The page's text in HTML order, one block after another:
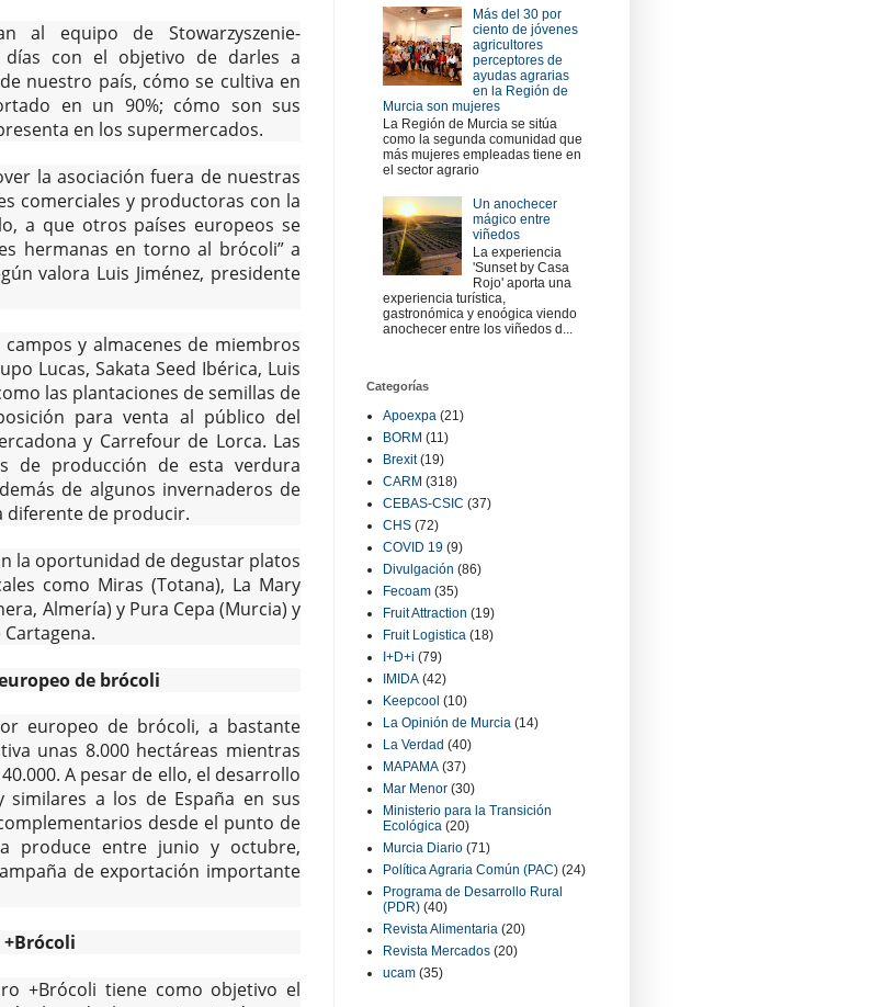
al equipo de Stowarzyszenie-
con el objetivo de darles a
nuestro país, cómo se cultiva en
en un 90%; cómo son sus
en los supermercados.
la asociación fuera de nuestras
comerciales y productoras con la
a que otros países europeos se
hermanas en torno al brócoli” a
valora Luis Jiménez, presidente
y almacenes de miembros
Lucas, Sakata Seed Ibérica, Luis
las plantaciones de semillas de
para venta al público del
y Carrefour de Lorca. Las
de producción de esta verdura
de algunos invernaderos de
diferente de producir.
la oportunidad de degustar platos
como Miras (Totana), La Mary
Almería) y Pura Cepa (Murcia) y
de brócoli
europeo de brócoli, a bastante
unas 8.000 hectáreas mientras
A pesar de ello, el desarrollo
a los de España en sus
desde el punto de
produce entre junio y octubre,
de exportación importante
+Brócoli tiene como objetivo el
Más del 30 por
ciento de jóvenes
agricultores
perceptores de
ayudas agrarias
en la Región de
Murcia son mujeres
La Región de Murcia se sitúa
como la segunda comunidad que
más mujeres empleadas tiene en
el sector agrario
Un anochecer
mágico entre
viñedos
La experiencia
'Sunset by Casa
Rojo' aporta una
experiencia turística,
gastronómica y enoógica viendo
anochecer entre los viñedos d...
Categorías
Apoexpa (21)
BORM (11)
Brexit (19)
CARM (318)
CEBAS-CSIC (37)
CHS (72)
COVID 19 (9)
Divulgación (86)
Fecoam (35)
Fruit Attraction (19)
Fruit Logistica (18)
I+D+i (79)
IMIDA (42)
Keepcool (10)
La Opinión de Murcia (14)
La Verdad (40)
MAPAMA (37)
Mar Menor (30)
Ministerio para la Transición
Ecológica (20)
Murcia Diario (71)
Política Agraria Común (PAC) (24)
Programa de Desarrollo Rural
(PDR) (40)
Revista Alimentaria (20)
Revista Mercados (20)
ucam (35)